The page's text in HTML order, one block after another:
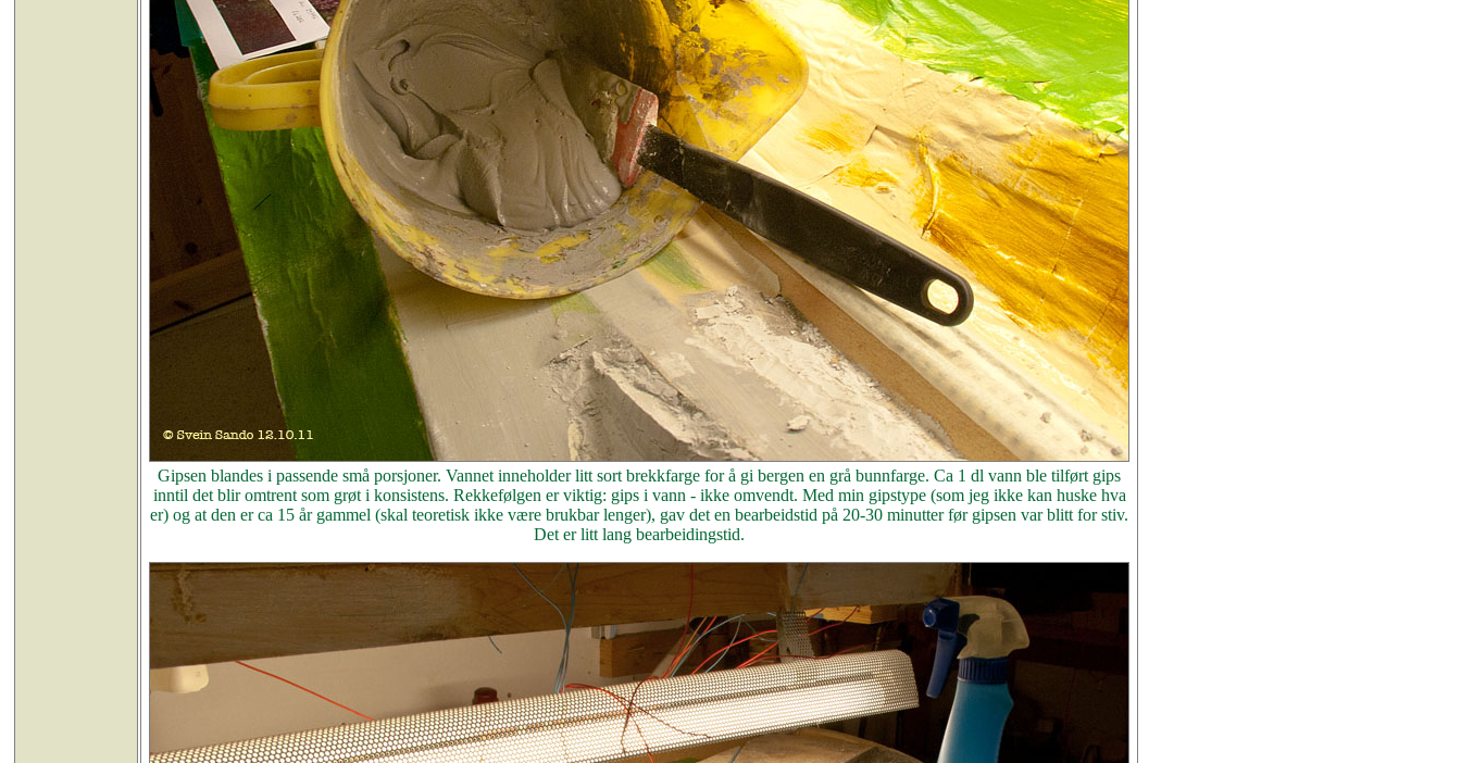
Gipsen blandes i passende små porsjoner. Vannet inneholder litt sort brekkfarge for å gi bergen en grå bunnfarge. Ca 1 dl vann ble tilført gips
inntil det blir omtrent som grøt i konsistens. Rekkefølgen er viktig: gips i vann - ikke omvendt. Med min gipstype (som jeg ikke kan huske hva
er) og at den er ca 15 år gammel (skal teoretisk ikke være brukbar lenger), gav det en bearbeidstid på 20-30 minutter før gipsen var blitt for stiv.
Det er litt lang bearbeidingstid.